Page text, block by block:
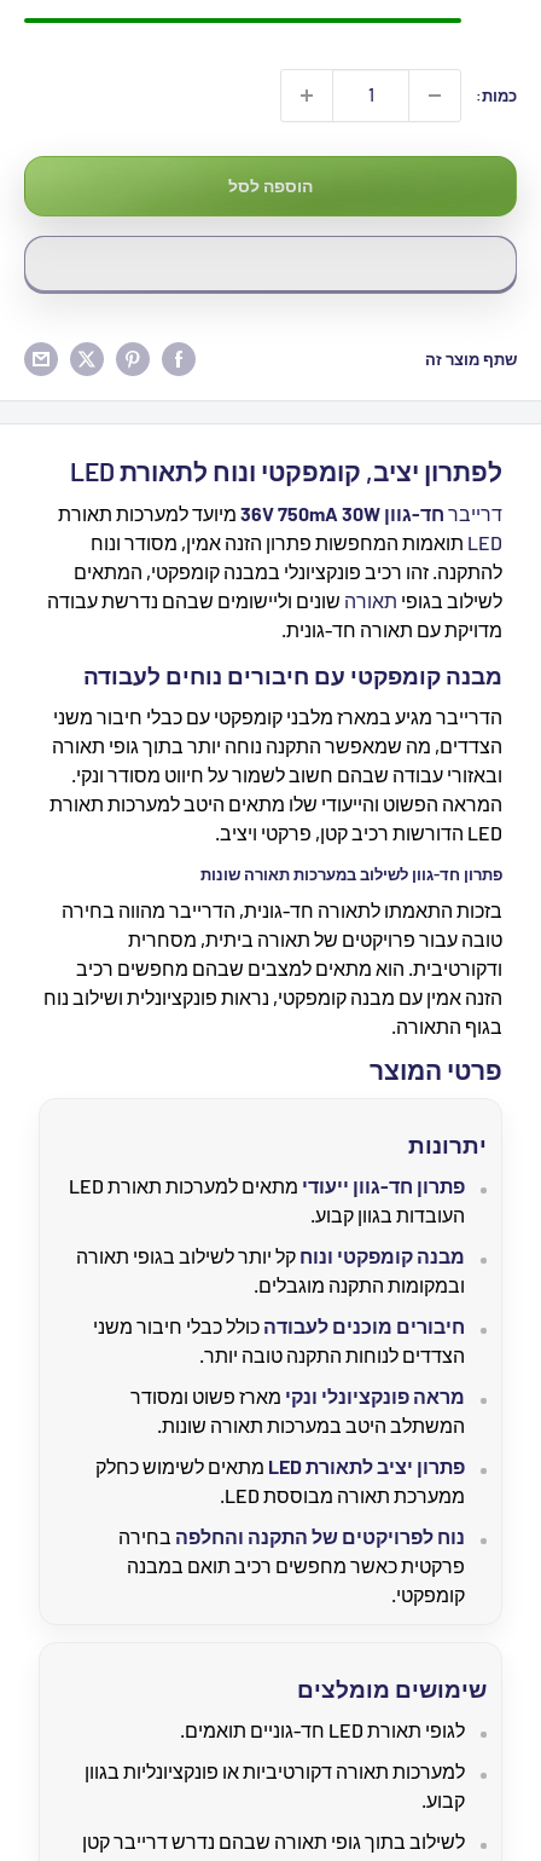
כמות:
הוספה לסל
שתף מוצר זה
לפתרון יציב, קומפקטי ונוח לתאורת LED
דרייבר חד-גוון 36V 750mA 30W
מיועד למערכות תאורת
LED תואמות המחפשות פתרון הזנה אמין, מסודר ונוח
להתקנה. זהו רכיב פונקציונלי במבנה קומפקטי, המתאים
לשילוב בגופי תאורה שונים וליישומים שבהם נדרשת עבודה
מדויקת עם תאורה חד-גונית.
מבנה קומפקטי עם חיבורים נוחים לעבודה
הדרייבר מגיע במארז מלבני קומפקטי עם כבלי חיבור משני
הצדדים, מה שמאפשר התקנה נוחה יותר בתוך גופי תאורה
ובאזורי עבודה שבהם חשוב לשמור על חיווט מסודר ונקי.
המראה הפשוט והייעודי שלו מתאים היטב למערכות תאורת
LED הדורשות רכיב קטן, פרקטי ויציב.
פתרון חד-גוון לשילוב במערכות תאורה שונות
בזכות התאמתו לתאורה חד-גונית, הדרייבר מהווה בחירה
טובה עבור פרויקטים של תאורה ביתית, מסחרית
ודקורטיבית. הוא מתאים למצבים שבהם מחפשים רכיב
הזנה אמין עם מבנה קומפקטי, נראות פונקציונלית ושילוב נוח
בגוף התאורה.
פרטי המוצר
יתרונות
פתרון חד-גוון ייעודי
מתאים למערכות תאורת LED
העובדות בגוון קבוע.
מבנה קומפקטי ונוח קל יותר לשילוב בגופי תאורה
ובמקומות התקנה מוגבלים.
חיבורים מוכנים לעבודה כולל כבלי חיבור משני
הצדדים לנוחות התקנה טובה יותר.
מראה פונקציונלי ונקי מארז פשוט ומסודר
המשתלב היטב במערכות תאורה שונות.
פתרון יציב לתאורת LED
מתאים לשימוש כחלק
ממערכת תאורה מבוססת LED.
נוח לפרויקטים של התקנה והחלפה בחירה
פרקטית כאשר מחפשים רכיב תואם במבנה
קומפקטי.
שימושים מומלצים
לגופי תאורת LED חד-גוניים תואמים.
למערכות תאורה דקורטיביות או פונקציונליות בגוון
קבוע.
לשילוב בתוך גופי תאורה שבהם נדרש דרייבר קטן